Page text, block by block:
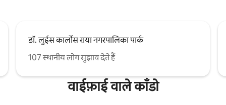
डॉ. लुईस कार्लोस राया नगरपालिका पार्क
107 स्थानीय लोग सुझाव देते हैं
वाईफ़ाई वाले काँडो